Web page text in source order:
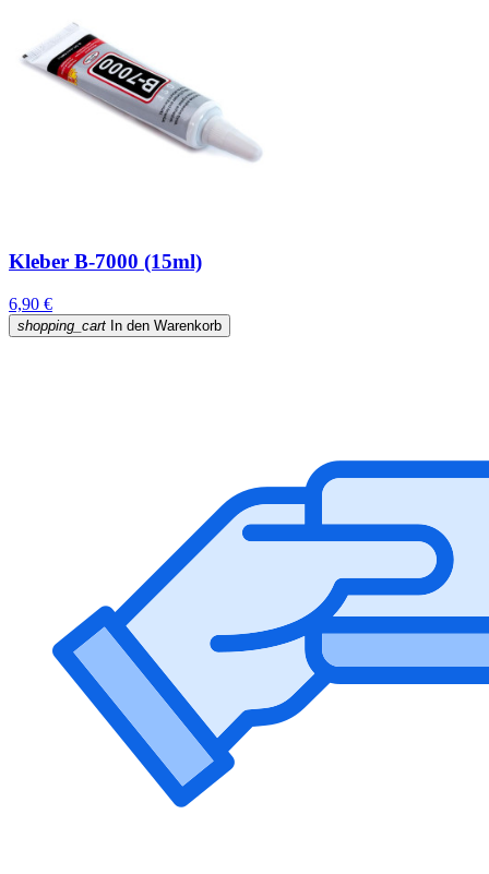
Kleber B-7000 (15ml)
6,90 €
shopping_cart In den Warenkorb